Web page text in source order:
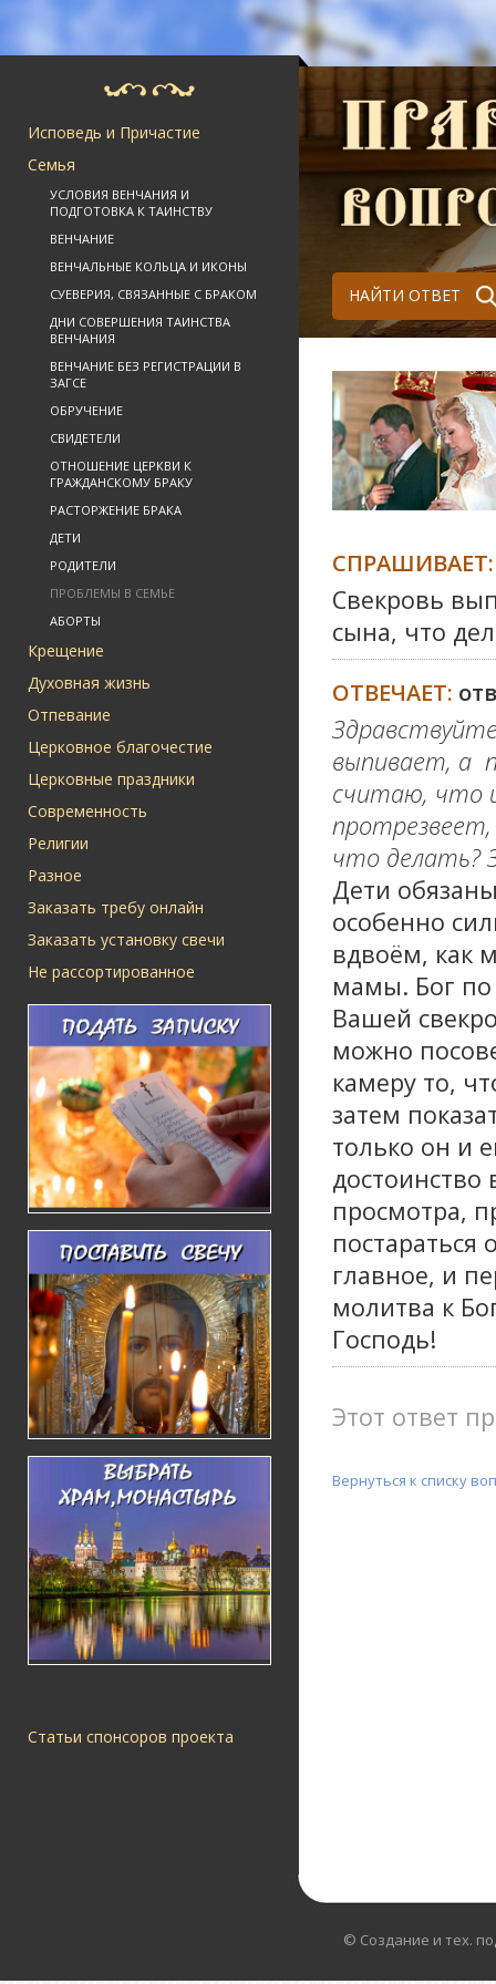
Исповедь и Причастие
Семья
УСЛОВИЯ ВЕНЧАНИЯ И
ПОДГОТОВКА К ТАИНСТВУ
ВЕНЧАНИЕ
ВЕНЧАЛЬНЫЕ КОЛЬЦА И ИКОНЫ
СУЕВЕРИЯ, СВЯЗАННЫЕ С БРАКОМ
ДНИ СОВЕРШЕНИЯ ТАИНСТВА
ВЕНЧАНИЯ
ВЕНЧАНИЕ БЕЗ РЕГИСТРАЦИИ В
ЗАГСЕ
ОБРУЧЕНИЕ
СВИДЕТЕЛИ
ОТНОШЕНИЕ ЦЕРКВИ К
ГРАЖДАНСКОМУ БРАКУ
РАСТОРЖЕНИЕ БРАКА
ДЕТИ
РОДИТЕЛИ
ПРОБЛЕМЫ В СЕМЬЕ
АБОРТЫ
Крещение
Духовная жизнь
Отпевание
Церковное благочестие
Церковные праздники
Современность
Религии
Разное
Заказать требу онлайн
Заказать установку свечи
Не рассортированное
Статьи спонсоров проекта
НАЙТИ ОТВЕТ
СПРАШИВАЕТ:
Свекровь
сына, что
ОТВЕЧАЕТ:
выпивает, а
считаю, что
что делать?
Дети
особенно
вдвоём, как
мамы. Бог по
Вашей
можно
камеру то,
затем
только он и
достоинство
просмотра,
постараться
главное, и
молитва к
Господь!
Этот ответ
Вернуться к списку
© Создание и тех.